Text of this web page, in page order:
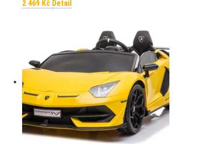
2 469 Kč Detail